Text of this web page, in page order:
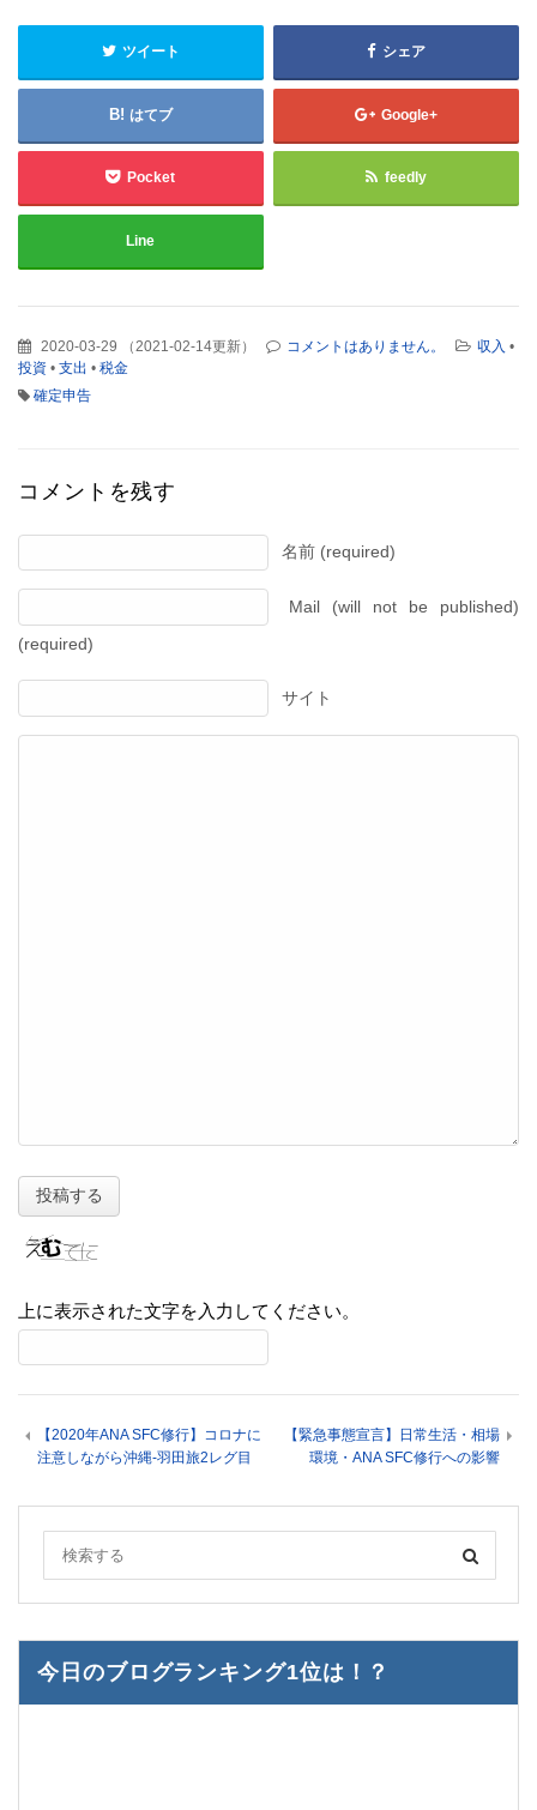
ツイート シェア
はてブ Google+
Pocket feedly
Line
2020-03-29 （2021-02-14更新） コメントはありません。 収入 •
投資 • 支出 • 税金
確定申告
コメントを残す
名前 (required)
Mail (will not be published)
(required)
サイト
上に表示された文字を入力してください。
【2020年ANA SFC修行】コロナに
注意しながら沖縄-羽田旅2レグ目
【緊急事態宣言】日常生活・相場
環境・ANA SFC修行への影響
今日のブログランキング1位は！？